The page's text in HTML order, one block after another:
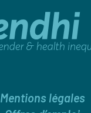
Mentions légales